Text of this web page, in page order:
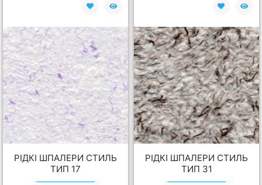
РІДКІ ШПАЛЕРИ СТИЛЬ
ТИП 17
РІДКІ ШПАЛЕРИ СТИЛЬ
ТИП 31